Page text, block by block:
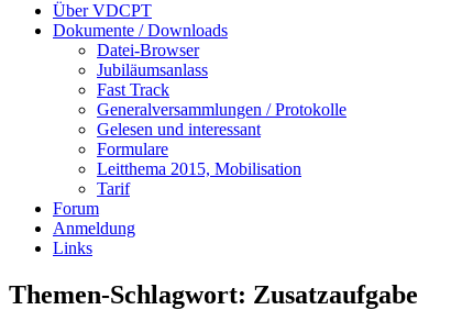
Über VDCPT
Dokumente / Downloads
Datei-Browser
Jubiläumsanlass
Fast Track
Generalversammlungen / Protokolle
Gelesen und interessant
Formulare
Leitthema 2015, Mobilisation
Tarif
Forum
Anmeldung
Links
Themen-Schlagwort: Zusatzaufgabe